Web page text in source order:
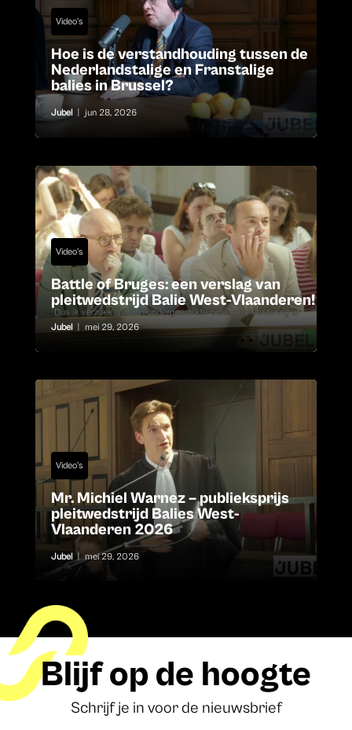
Video's
Hoe is de verstandhouding tussen de
Nederlandstalige en Franstalige
balies in Brussel?
Jubel jun 28, 2026
Video's
Battle of Bruges: een verslag van
pleitwedstrijd Balie West-Vlaanderen!
Jubel mei 29, 2026
Video's
Mr. Michiel Warnez – publieksprijs
pleitwedstrijd Balies West-
Vlaanderen 2026
Jubel | mei 29, 2026
Blijf op de hoogte
Schrijf je in voor de nieuwsbrief